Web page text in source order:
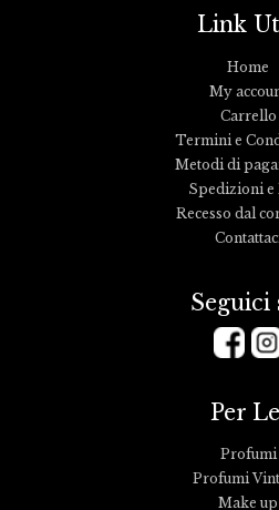
Link
Home
My
Carrello
Termini e
Metodi di
Spedizioni e
Recesso dal
Seguici
Per
Profumi
Profumi
Make up